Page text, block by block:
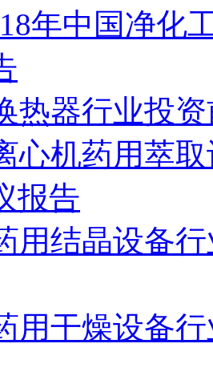
年中国净化
热器行业投
心机药用萃
报告
用结晶设备
用干燥设备